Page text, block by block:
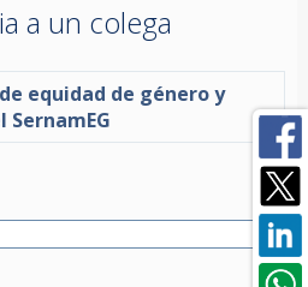
a un colega
equidad de género y